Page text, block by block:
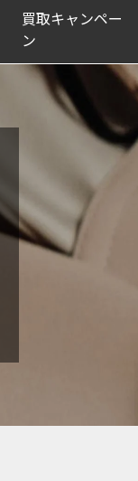
買取キャンペー
ン